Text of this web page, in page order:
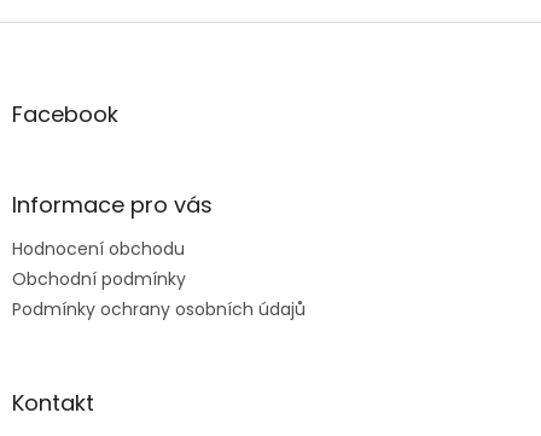
Z
aFacebook
Informace pro vás
Hodnocení obchodu
Obchodní podmínky
Podmínky ochrany osobních údajů
Kontakt